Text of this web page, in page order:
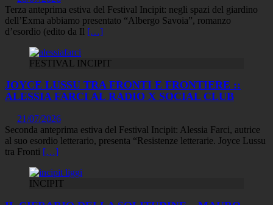
Terza anteprima estiva del Festival Incipit: negli spazi del giardino
dell’Exma abbiamo presentato “Albergo Savoia”, romanzo
d’esordio (edito da Il […]
FESTIVAL INCIPIT
JOYCE LUSSU TRA FRONTI E FRONTIERE ::
ALESSIA FARCI AL RADIO X SOCIAL CLUB
21/07/2026
Seconda anteprima estiva del Festival Incipit: Alessia Farci, autrice
al suo esordio letterario, presenta “Resistenze letterarie. Joyce Lussu
tra Fronti […]
INCIPIT